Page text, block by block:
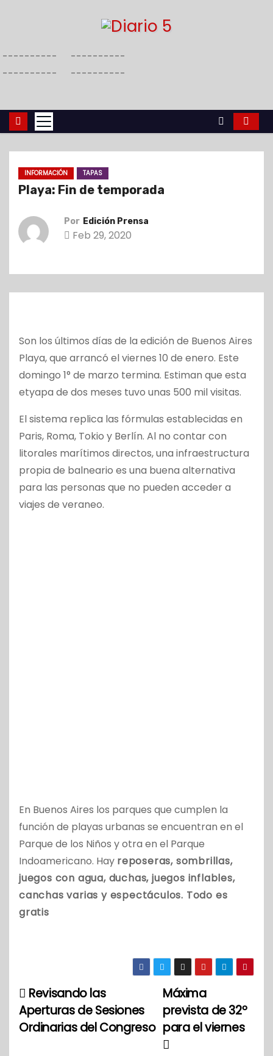
t
a
a
----------
----------
----------
----------
INFORMACIÓN TAPAS
Playa: Fin de temporada
Por Edición Prensa
Feb 29, 2020
Son los últimos días de la edición de Buenos Aires
Playa, que arrancó el viernes 10 de enero. Este
domingo 1° de marzo termina. Estiman que esta
etyapa de dos meses tuvo unas 500 mil visitas.
El sistema replica las fórmulas establecidas en
Paris, Roma, Tokio y Berlín. Al no contar con
litorales marítimos directos, una infraestructura
propia de balneario es una buena alternativa
para las personas que no pueden acceder a
viajes de veraneo.
En Buenos Aires los parques que cumplen la
función de playas urbanas se encuentran en el
Parque de los Niños y otra en el Parque
Indoamericano. Hay reposeras, sombrillas,
juegos con agua, duchas, juegos inflables,
canchas varias y espectáculos. Todo es
gratis
N
a
Máxima
prevista de 32º
para el viernes
Revisando las
Aperturas de Sesiones
Ordinarias del Congreso